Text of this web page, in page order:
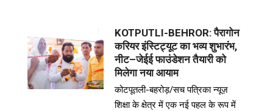
KOTPUTLI-BEHROR: पैरागोन
करियर इंस्टिट्यूट का भव्य शुभारंभ,
नीट–जेईई फाउंडेशन तैयारी को
मिलेगा नया आयाम
कोटपूतली-बहरोड़/सच पत्रिका न्यूज़
शिक्षा के क्षेत्र में एक नई पहल के रूप में